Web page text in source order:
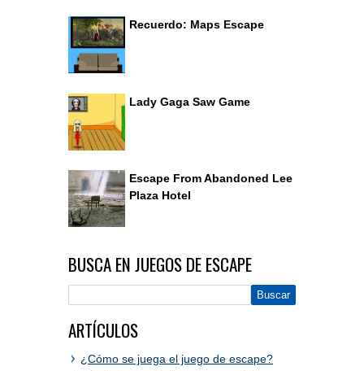
Recuerdo: Maps Escape
Lady Gaga Saw Game
Escape From Abandoned Lee
Plaza Hotel
BUSCA EN JUEGOS DE ESCAPE
ARTÍCULOS
¿Cómo se juega el juego de escape?